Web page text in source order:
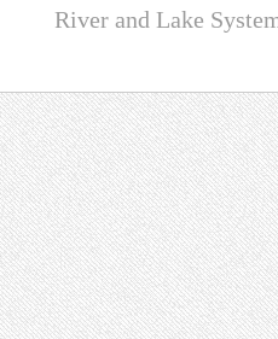
River and Lake